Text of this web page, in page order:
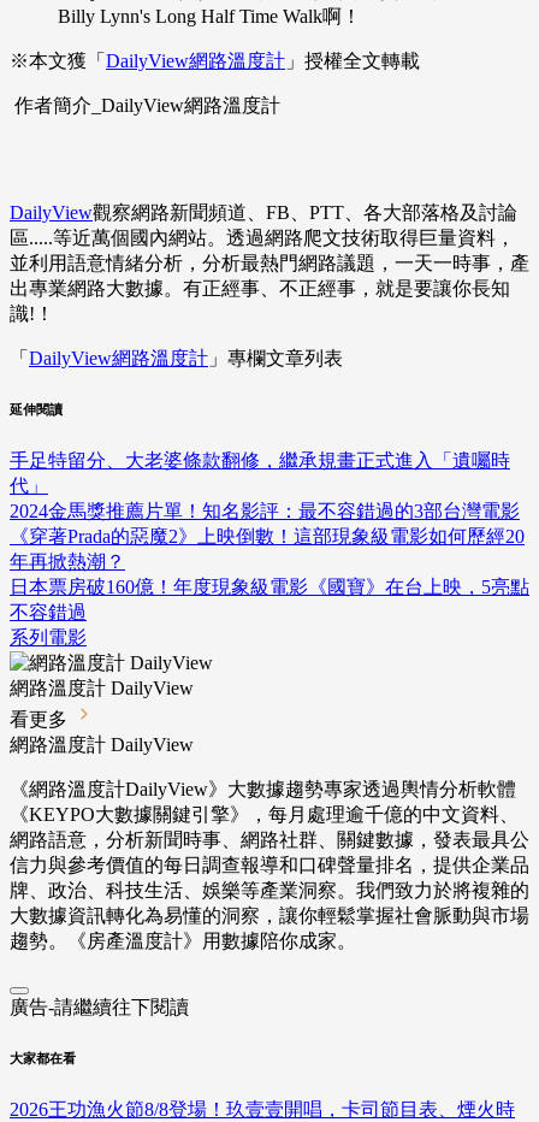
Billy Lynn's Long Half Time Walk啊！
※本文獲「 DailyView網路溫度計 」授權全文轉載
作者簡介_DailyView網路溫度計
DailyView觀察網路新聞頻道、FB、PTT、各大部落格及討論
區.....等近萬個國內網站。透過網路爬文技術取得巨量資料，
並利用語意情緒分析，分析最熱門網路議題，一天一時事，產
出專業網路大數據。有正經事、不正經事，就是要讓你長知
識!！
「 DailyView網路溫度計 」專欄文章列表
延伸閱讀
手足特留分、大老婆條款翻修，繼承規畫正式進入「遺囑時
代」
2024金馬獎推薦片單！知名影評：最不容錯過的3部台灣電影
《穿著Prada的惡魔2》上映倒數！這部現象級電影如何歷經20
年再掀熱潮？
日本票房破160億！年度現象級電影《國寶》在台上映，5亮點
不容錯過
系列電影
網路溫度計 DailyView
看更多
網路溫度計 DailyView
《網路溫度計DailyView》大數據趨勢專家透過輿情分析軟體
《KEYPO大數據關鍵引擎》，每月處理逾千億的中文資料、
網路語意，分析新聞時事、網路社群、關鍵數據，發表最具公
信力與參考價值的每日調查報導和口碑聲量排名，提供企業品
牌、政治、科技生活、娛樂等產業洞察。我們致力於將複雜的
大數據資訊轉化為易懂的洞察，讓你輕鬆掌握社會脈動與市場
趨勢。《房產溫度計》用數據陪你成家。
廣告-請繼續往下閱讀
大家都在看
2026王功漁火節8/8登場！玖壹壹開唱，卡司節目表、煙火時